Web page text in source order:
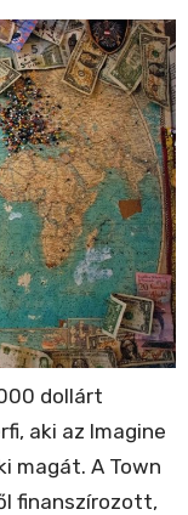
dollárt
aki az Imagine
magát. A Town
finanszírozott,